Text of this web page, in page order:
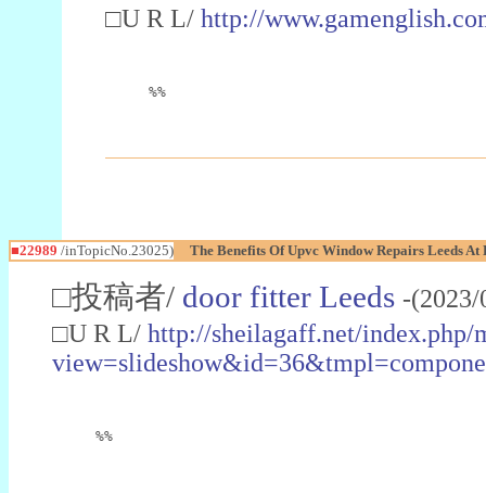
□U R L/ http://
%%
■22989 /inTopicNo.23025) The Benefits Of Upvc Window Repairs Leeds
□投稿者/ door fitter Leeds -
□U R L/ http://sheilagaff.net/index.php/
%%